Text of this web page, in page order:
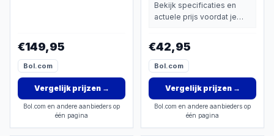
€149,95
Bol.com
Vergelijk prijzen→
Bol.com en andere aanbieders op
één pagina
Apparaat
Bekijk specificaties en
actuele prijs voordat je
€42,95
Bol.com
Vergelijk prijzen→
Bol.com en andere aanbieders op
één pagina